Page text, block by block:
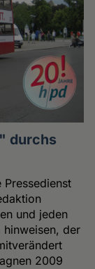
durchs
und jeden
hinweisen, der
2009